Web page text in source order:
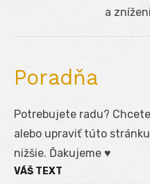
a
Poradňa
Potrebujete radu?
alebo upraviť túto
nižšie. Ďakujeme ♥
VÁŠ TEXT